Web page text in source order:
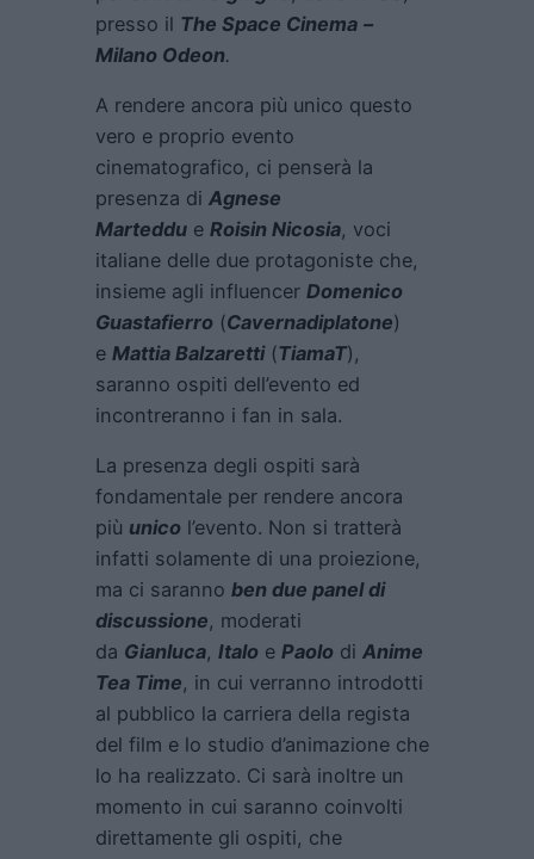
presso il The Space Cinema –
Milano Odeon.
A rendere ancora più unico questo
vero e proprio evento
cinematografico, ci penserà la
presenza di Agnese
Marteddu e Roisin Nicosia, voci
italiane delle due protagoniste che,
insieme agli influencer Domenico
Guastafierro (Cavernadiplatone)
e Mattia Balzaretti(TiamaT),
saranno ospiti dell’evento ed
incontreranno i fan in sala.
La presenza degli ospiti sarà
fondamentale per rendere ancora
più unico l’evento. Non si tratterà
infatti solamente di una proiezione,
ma ci saranno ben due panel di
discussione, moderati
da Gianluca, Italo e Paolo di Anime
Tea Time, in cui verranno introdotti
al pubblico la carriera della regista
del film e lo studio d’animazione che
lo ha realizzato. Ci sarà inoltre un
momento in cui saranno coinvolti
direttamente gli ospiti, che